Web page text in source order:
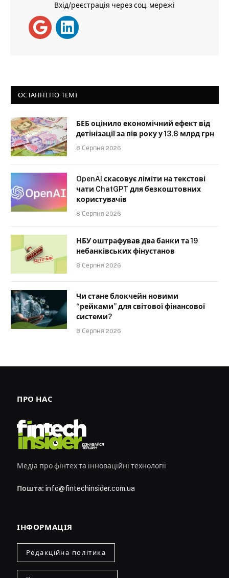
Вхід/реєстрація через соц. мережі
ОСТАННІ ПО ТЕМІ
БЕБ оцінило економічний ефект від
детінізації за пів року у 13,8 млрд грн
8 Серпня 2026
OpenAI скасовує ліміти на текстові
чати ChatGPT для безкоштовних
користувачів
8 Серпня 2026
НБУ оштрафував два банки та 19
небанківських фінустанов
8 Серпня 2026
Чи стане блокчейн новими
“рейками” для світової фінансової
системи?
8 Серпня 2026
ПРО НАС
Медіа про фінтех та інноваційні технології
Пошта: info@fintechinsider.com.ua
ІНФОРМАЦІЯ
Редакційна політика